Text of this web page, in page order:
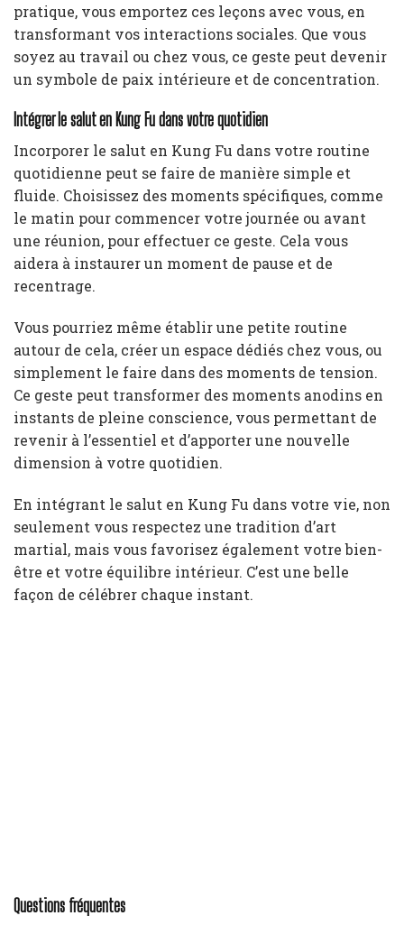
pratique, vous emportez ces leçons avec vous, en
transformant vos interactions sociales. Que vous
soyez au travail ou chez vous, ce geste peut devenir
un symbole de paix intérieure et de concentration.
Intégrer le salut en Kung Fu dans votre quotidien
Incorporer le salut en Kung Fu dans votre routine
quotidienne peut se faire de manière simple et
fluide. Choisissez des moments spécifiques, comme
le matin pour commencer votre journée ou avant
une réunion, pour effectuer ce geste. Cela vous
aidera à instaurer un moment de pause et de
recentrage.
Vous pourriez même établir une petite routine
autour de cela, créer un espace dédiés chez vous, ou
simplement le faire dans des moments de tension.
Ce geste peut transformer des moments anodins en
instants de pleine conscience, vous permettant de
revenir à l’essentiel et d’apporter une nouvelle
dimension à votre quotidien.
En intégrant le salut en Kung Fu dans votre vie, non
seulement vous respectez une tradition d’art
martial, mais vous favorisez également votre bien-
être et votre équilibre intérieur. C’est une belle
façon de célébrer chaque instant.
Questions fréquentes